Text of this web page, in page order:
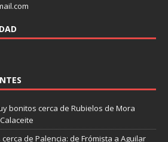
bonitos cerca de Rubielos de Mora
de Palencia: de Frómista a Aguilar